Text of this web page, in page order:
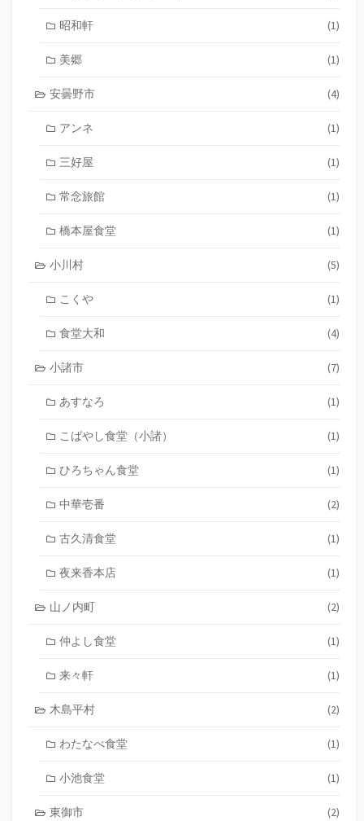
昭和軒 (1)
美郷 (1)
安曇野市 (4)
アンネ (1)
三好屋 (1)
常念旅館 (1)
橋本屋食堂 (1)
小川村 (5)
こくや (1)
食堂大和 (4)
小諸市 (7)
あすなろ (1)
こばやし食堂（小諸） (1)
ひろちゃん食堂 (1)
中華壱番 (2)
古久清食堂 (1)
夜来香本店 (1)
山ノ内町 (2)
仲よし食堂 (1)
来々軒 (1)
木島平村 (2)
わたなべ食堂 (1)
小池食堂 (1)
東御市 (2)